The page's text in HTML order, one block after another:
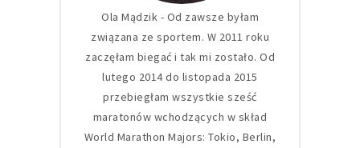
Ola Mądzik - Od zawsze byłam
związana ze sportem. W 2011 roku
zaczęłam biegać i tak mi zostało. Od
lutego 2014 do listopada 2015
przebiegłam wszystkie sześć
maratonów wchodzących w skład
World Marathon Majors: Tokio, Berlin,